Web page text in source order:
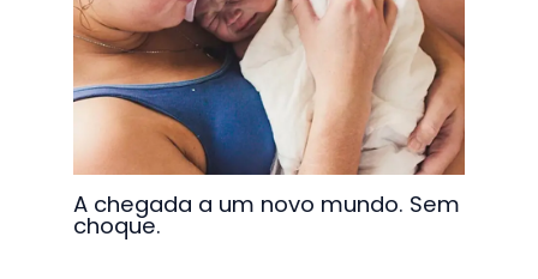
A chegada a um novo mundo. Sem
choque.